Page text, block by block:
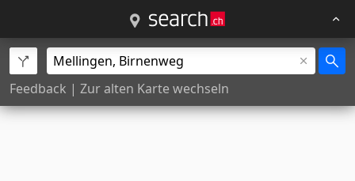
Feedback | Zur alten Karte wechseln